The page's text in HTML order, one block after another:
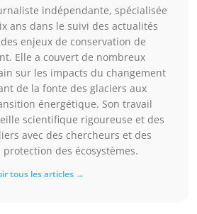
indépendante, spécialisée
ans dans le suivi des actualités
enjeux de conservation de
Elle a couvert de nombreux
sur les impacts du changement
de la fonte des glaciers aux
énergétique. Son travail
scientifique rigoureuse et des
avec des chercheurs et des
des écosystèmes.
tous les articles →